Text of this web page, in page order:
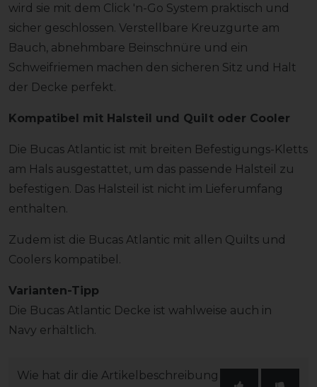
wird sie mit dem Click 'n-Go System praktisch und
sicher geschlossen. Verstellbare Kreuzgurte am
Bauch, abnehmbare Beinschnüre und ein
Schweifriemen machen den sicheren Sitz und Halt
der Decke perfekt.
Kompatibel mit Halsteil und Quilt oder Cooler
Die Bucas Atlantic ist mit breiten Befestigungs-Kletts
am Hals ausgestattet, um das passende Halsteil zu
befestigen. Das Halsteil ist nicht im Lieferumfang
enthalten.
Zudem ist die Bucas Atlantic mit allen Quilts und
Coolers kompatibel.
Varianten-Tipp
Die Bucas Atlantic Decke ist wahlweise auch in
Navy erhältlich.
Wie hat dir die Artikelbeschreibung